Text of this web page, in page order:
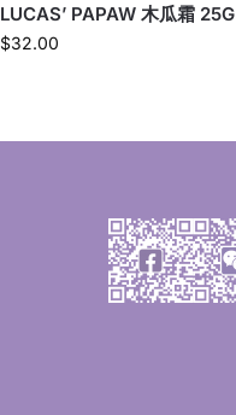
LUCAS’ PAPAW 木瓜霜 25G
$32.00